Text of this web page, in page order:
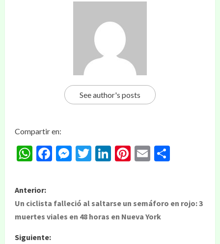
See author's posts
Compartir en:
WhatsApp
Facebook
Messenger
Twitter
LinkedIn
Pinterest
Email
Anterior:
Un ciclista falleció al saltarse un semáforo en rojo: 3
muertes viales en 48 horas en Nueva York
Siguiente: